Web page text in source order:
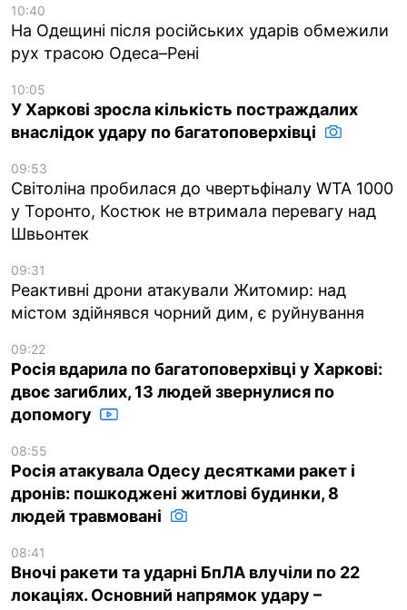
10:40
На Одещині після російських ударів обмежили
рух трасою Одеса–Рені
10:05
У Харкові зросла кількість постраждалих
внаслідок удару по багатоповерхівці
09:53
Світоліна пробилася до чвертьфіналу WTA 1000
у Торонто, Костюк не втримала перевагу над
Швьонтек
09:31
Реактивні дрони атакували Житомир: над
містом здійнявся чорний дим, є руйнування
09:22
Росія вдарила по багатоповерхівці у Харкові:
двоє загиблих, 13 людей звернулися по
допомогу
08:55
Росія атакувала Одесу десятками ракет і
дронів: пошкоджені житлові будинки, 8
людей травмовані
08:41
Вночі ракети та ударні БпЛА влучіли по 22
локаціях. Основний напрямок удару –